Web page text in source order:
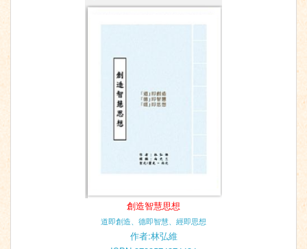
創造智慧思想
道即創造、德即智慧、經即思想
作者:林弘維